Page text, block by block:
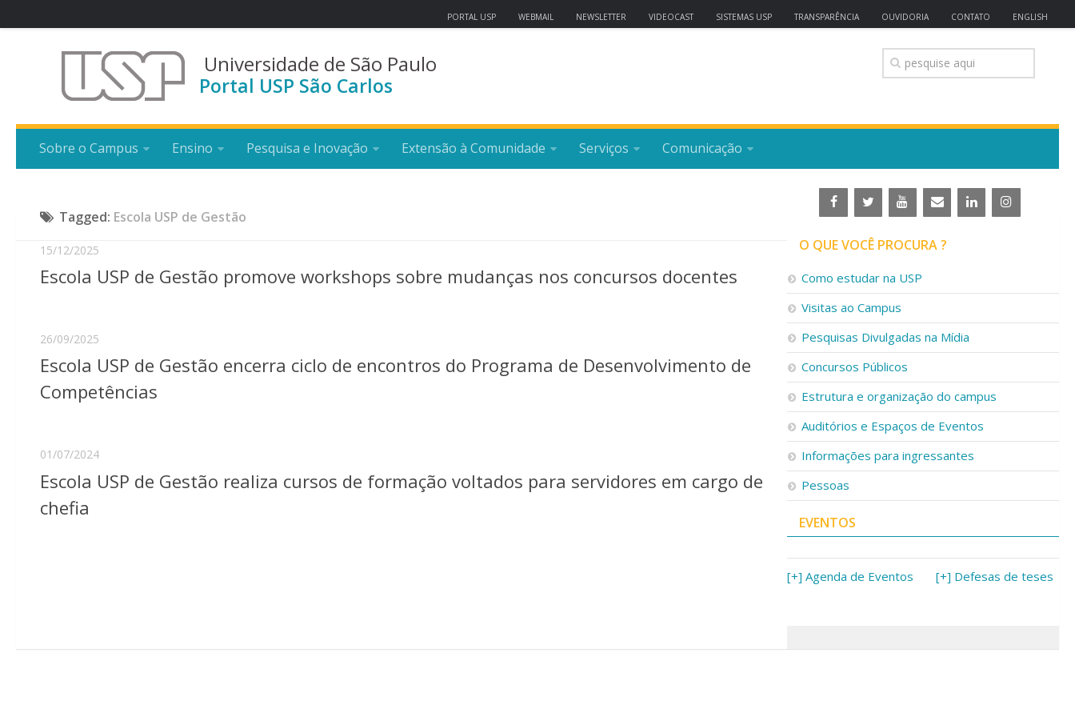
PORTAL USP WEBMAIL NEWSLETTER VIDEOCAST SISTEMAS USP TRANSPARÊNCIA OUVIDORIA CONTATO ENGLISH
Universidade de São Paulo
Portal USP São Carlos
Sobre o Campus Ensino Pesquisa e Inovação Extensão à Comunidade Serviços Comunicação
Tagged: Escola USP de Gestão
15/12/2025
Escola USP de Gestão promove workshops sobre mudanças nos concursos docentes
26/09/2025
Escola USP de Gestão encerra ciclo de encontros do Programa de Desenvolvimento de
Competências
01/07/2024
Escola USP de Gestão realiza cursos de formação voltados para servidores em cargo de
chefia
O QUE VOCÊ PROCURA ?
Como estudar na USP
Visitas ao Campus
Pesquisas Divulgadas na Mídia
Concursos Públicos
Estrutura e organização do campus
Auditórios e Espaços de Eventos
Informações para ingressantes
Pessoas
EVENTOS
[+] Agenda de Eventos [+] Defesas de teses